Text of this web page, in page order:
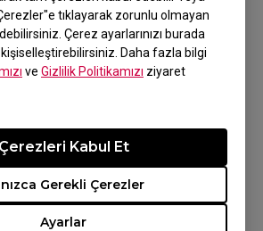
tıklayarak zorunlu olmayan
Çerez ayarlarınızı burada
Daha fazla bilgi
ve Gizlilik Politikamızı ziyaret
Ayarlar
Gerekli Çerezler
Çerezleri Kabul Et